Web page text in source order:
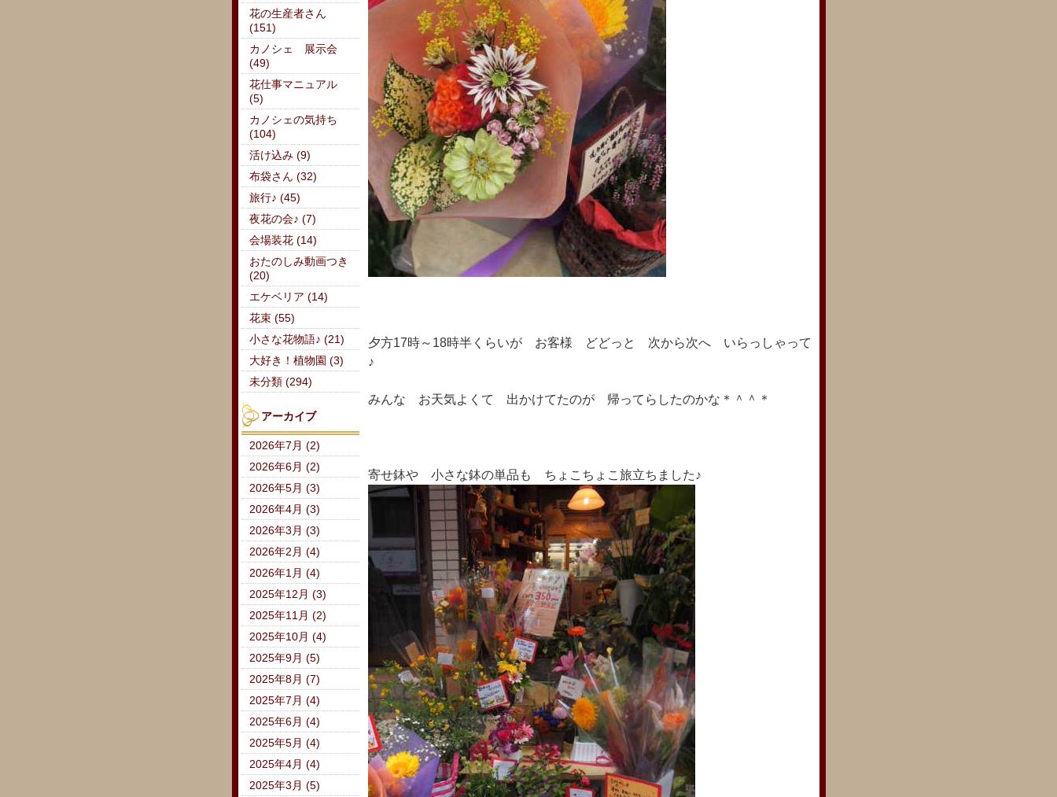
夕方17時～18時半くらいが お客様 どどっと 次から次へ いらっしゃって
♪
みんな お天気よくて 出かけてたのが 帰ってらしたのかな＊＾＾＊
寄せ鉢や 小さな鉢の単品も ちょこちょこ旅立ちました♪
花の生産者さん
(151)
カノシェ 展示会
(49)
花仕事マニュアル
(5)
カノシェの気持ち
(104)
活け込み (9)
布袋さん (32)
旅行♪ (45)
夜花の会♪ (7)
会場装花 (14)
おたのしみ動画つき
(20)
エケベリア (14)
花束 (55)
小さな花物語♪ (21)
大好き！植物園 (3)
未分類 (294)
アーカイブ
2026年7月 (2)
2026年6月 (2)
2026年5月 (3)
2026年4月 (3)
2026年3月 (3)
2026年2月 (4)
2026年1月 (4)
2025年12月 (3)
2025年11月 (2)
2025年10月 (4)
2025年9月 (5)
2025年8月 (7)
2025年7月 (4)
2025年6月 (4)
2025年5月 (4)
2025年4月 (4)
2025年3月 (5)